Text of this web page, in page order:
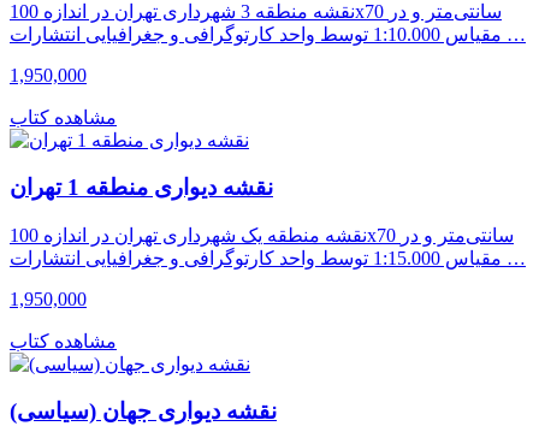
نقشه منطقه 3 شهرداری تهران در اندازه 100x70 سانتی‌متر و در
مقیاس 1:10.000 توسط واحد کارتوگرافی و جغرافیایی انتشارات …
1,950,000
مشاهده کتاب
نقشه دیواری منطقه 1 تهران
نقشه منطقه یک شهرداری تهران در اندازه 100x70 سانتی‌متر و در
مقیاس 1:15.000 توسط واحد کارتوگرافی و جغرافیایی انتشارات …
1,950,000
مشاهده کتاب
نقشه دیواری جهان (سیاسی)